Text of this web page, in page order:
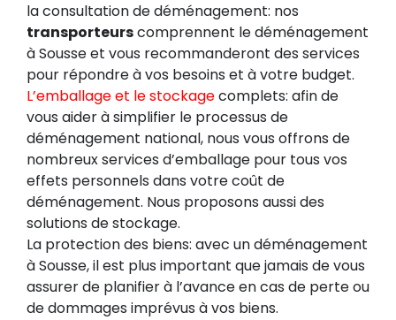
la consultation de déménagement: nos
transporteurscomprennent le déménagement
à Sousse et vous recommanderont des services
pour répondre à vos besoins et à votre budget.
L’emballage et le stockagecomplets: afin de
vous aider à simplifier le processus de
déménagement national, nous vous offrons de
nombreux services d’emballage pour tous vos
effets personnels dans votre coût de
déménagement. Nous proposons aussi des
solutions de stockage.
La protection des biens: avec un déménagement
à Sousse, il est plus important que jamais de vous
assurer de planifier à l’avance en cas de perte ou
de dommages imprévus à vos biens.